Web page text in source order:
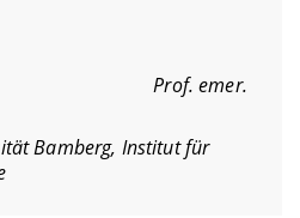
emer.
Bamberg, Institut für